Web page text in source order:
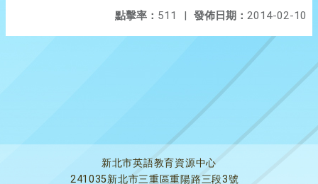
發佈日期： 2014-02-10
點擊率： 511 |
新北市英語教育資源中心
241035新北市三重區重陽路三段3號